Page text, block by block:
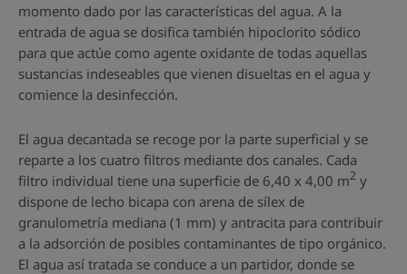
momento dado por las características del agua. A la
entrada de agua se dosifica también hipoclorito sódico
para que actúe como agente oxidante de todas aquellas
sustancias indeseables que vienen disueltas en el agua y
comience la desinfección.
El agua decantada se recoge por la parte superficial y se
reparte a los cuatro filtros mediante dos canales. Cada
filtro individual tiene una superficie de 6,40 x 4,00 m2 y
dispone de lecho bicapa con arena de sílex de
granulometría mediana (1 mm) y antracita para contribuir
a la adsorción de posibles contaminantes de tipo orgánico.
El agua así tratada se conduce a un partidor, donde se